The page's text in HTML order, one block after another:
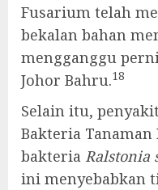
Fusarium telah
bekalan bahan
mengganggu
Johor Bahru.18
Selain itu,
Bakteria Tanaman
bakteria Ralstonia
ini menyebabkan